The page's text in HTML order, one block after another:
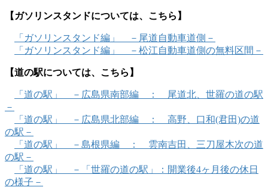
【ガソリンスタンドについては、こちら】
「ガソリンスタンド編」 －尾道自動車道側－
「ガソリンスタンド編」 －松江自動車道側の無料区間－
【道の駅については、こちら】
「道の駅」 －広島県南部編 ： 尾道北、世羅の道の駅
－
「道の駅」 －広島県北部編 ： 高野、口和(君田)の道
の駅－
「道の駅」 －島根県編 ： 雲南吉田、三刀屋木次の道
の駅－
「道の駅」 －「世羅の道の駅」：開業後4ヶ月後の休日
の様子－